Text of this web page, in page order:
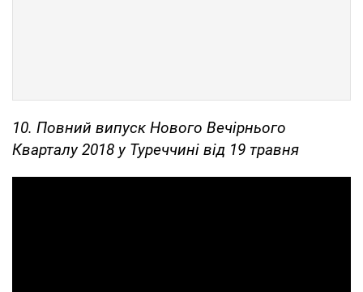
10. Повний випуск Нового Вечірнього
Кварталу 2018 у Туреччині від 19 травня